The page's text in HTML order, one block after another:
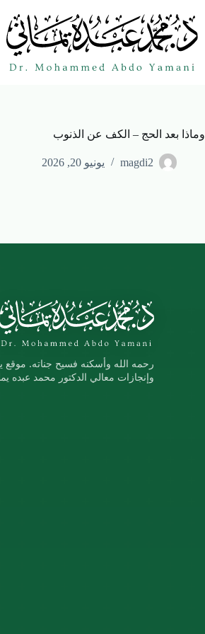
وماذا بعد الحج – الكف عن الذنوب
magdi2 يونيو 20, 2026
رحمه الله وأسكنه فسيح جناته. موقع
وإنجازات معالي الدكتور محمد عبده